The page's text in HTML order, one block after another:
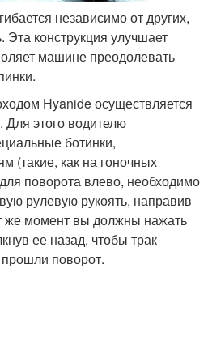
независимо от других,
Эта конструкция улучшает
машине преодолевать
Hyanide осуществляется
Для этого водителю
ботинки,
(такие, как на гоночных
поворота влево, необходимо
рулевую рукоять, направив
же момент вы должны нажать
ее назад, чтобы трак
поворот.